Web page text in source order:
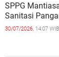
SPPG
Sanitasi
30/07/2026, 14:07 WIB